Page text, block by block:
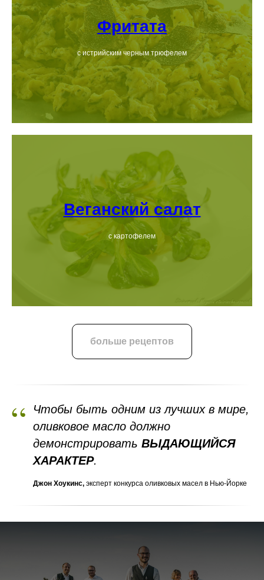
Фритата
с истрийским черным трюфелем
Веганский салат
с картофелем
больше рецептов
“
Чтобы быть одним из лучших в мире,
оливковое масло должно
демонстрировать ВЫДАЮЩИЙСЯ
ХАРАКТЕР.
Джон Хоукинс, эксперт конкурса оливковых масел в Нью-Йорке